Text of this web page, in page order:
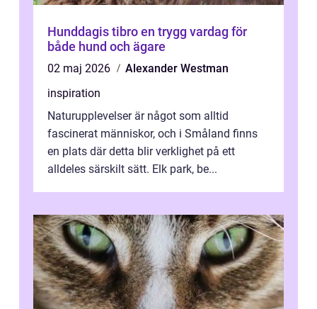
Hunddagis tibro en trygg vardag för
både hund och ägare
02 maj 2026
Alexander Westman
inspiration
Naturupplevelser är något som alltid
fascinerat människor, och i Småland finns
en plats där detta blir verklighet på ett
alldeles särskilt sätt. Elk park, be...